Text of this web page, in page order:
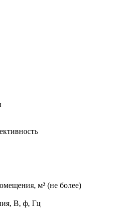
м² (не более)
В, ф, Гц